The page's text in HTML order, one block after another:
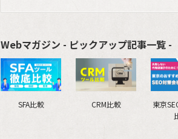
Webマガジン - ピックアップ記事一覧 -
SFA比較 CRM比較
東京